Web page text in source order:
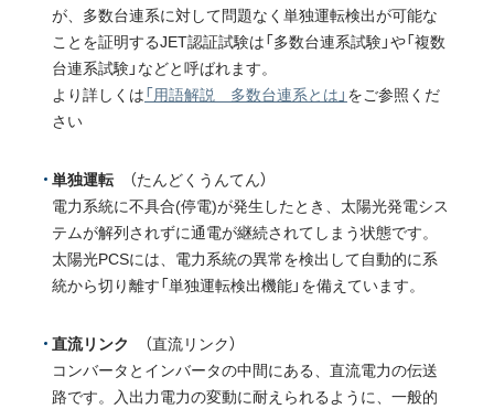
が、多数台連系に対して問題なく単独運転検出が可能な
ことを証明するJET認証試験は「多数台連系試験」や「複数
台連系試験」などと呼ばれます。
より詳しくは「用語解説 多数台連系とは」 をご参照くだ
さい
単独運転 （たんどくうんてん）
電力系統に不具合(停電)が発生したとき、太陽光発電シス
テムが解列されずに通電が継続されてしまう状態です。
太陽光PCSには、電力系統の異常を検出して自動的に系
統から切り離す「単独運転検出機能」を備えています。
直流リンク （直流リンク）
コンバータとインバータの中間にある、直流電力の伝送
路です。入出力電力の変動に耐えられるように、一般的